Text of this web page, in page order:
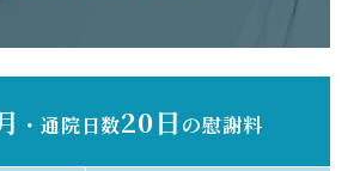
・ 通院日数20日の慰謝料